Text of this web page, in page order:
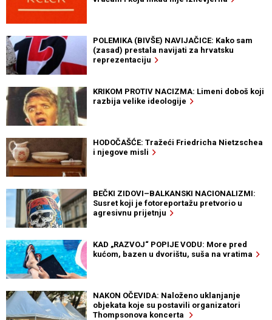
POLEMIKA (BIVŠE) NAVIJAČICE: Kako sam
(zasad) prestala navijati za hrvatsku
reprezentaciju
KRIKOM PROTIV NACIZMA: Limeni doboš koji
razbija velike ideologije
HODOČAŠĆE: Tražeći Friedricha Nietzschea
i njegove misli
BEČKI ZIDOVI–BALKANSKI NACIONALIZMI:
Susret koji je fotoreportažu pretvorio u
agresivnu prijetnju
KAD „RAZVOJ“ POPIJE VODU: More pred
kućom, bazen u dvorištu, suša na vratima
NAKON OČEVIDA: Naloženo uklanjanje
objekata koje su postavili organizatori
Thompsonova koncerta